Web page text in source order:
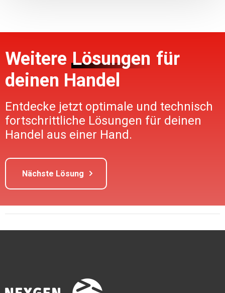
Weitere Lösungen für
deinen Handel
Entdecke jetzt optimale und technisch
fortschrittliche Lösungen für deinen
Handel aus einer Hand.
Nächste Lösung